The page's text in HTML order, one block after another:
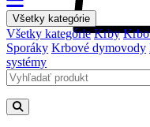
Všetky kategórie
Všetky kategórie Krby
Sporáky Krbové dymovody
systémy